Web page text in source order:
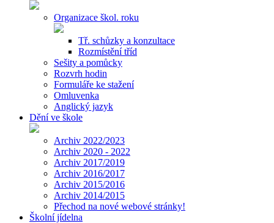
Organizace škol. roku
Tř. schůzky a konzultace
Rozmístění tříd
Sešity a pomůcky
Rozvrh hodin
Formuláře ke stažení
Omluvenka
Anglický jazyk
Dění ve škole
Archiv 2022/2023
Archiv 2020 - 2022
Archiv 2017/2019
Archiv 2016/2017
Archiv 2015/2016
Archiv 2014/2015
Přechod na nové webové stránky!
Školní jídelna